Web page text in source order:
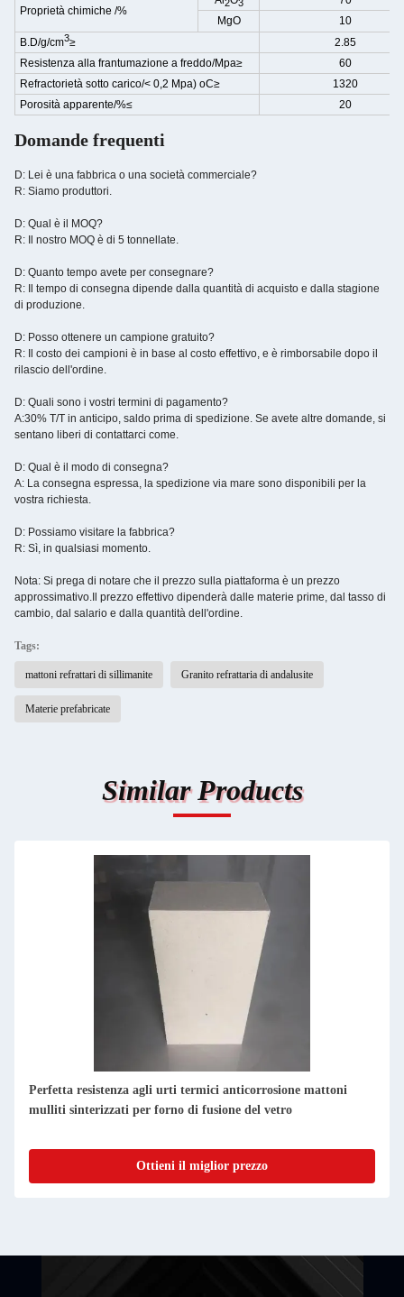
Proprietà chimiche /%
2 3
MgO
10
B.D/g/cm3≥
2.85
Resistenza alla frantumazione a freddo/Mpa≥
60
Refractorietà sotto carico/< 0,2 Mpa) oC≥
1320
Porosità apparente/%≤
20
Domande frequenti
D: Lei è una fabbrica o una società commerciale?
R: Siamo produttori.
D: Qual è il MOQ?
R: Il nostro MOQ è di 5 tonnellate.
D: Quanto tempo avete per consegnare?
R: Il tempo di consegna dipende dalla quantità di acquisto e dalla stagione
di produzione.
D: Posso ottenere un campione gratuito?
R: Il costo dei campioni è in base al costo effettivo, e è rimborsabile dopo il
rilascio dell'ordine.
D: Quali sono i vostri termini di pagamento?
A:30% T/T in anticipo, saldo prima di spedizione. Se avete altre domande, si
sentano liberi di contattarci come.
D: Qual è il modo di consegna?
A: La consegna espressa, la spedizione via mare sono disponibili per la
vostra richiesta.
D: Possiamo visitare la fabbrica?
R: Sì, in qualsiasi momento.
Nota: Si prega di notare che il prezzo sulla piattaforma è un prezzo
approssimativo.Il prezzo effettivo dipenderà dalle materie prime, dal tasso di
cambio, dal salario e dalla quantità dell'ordine.
Tags:
mattoni refrattari di sillimanite Granito refrattaria di andalusite
Materie prefabricate
Similar Products
Perfetta resistenza agli urti termici anticorrosione mattoni
mulliti sinterizzati per forno di fusione del vetro
Ottieni il miglior prezzo